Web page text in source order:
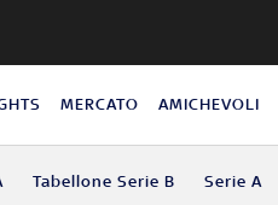
MERCATO AMICHEVOLI
Tabellone Serie B Serie A